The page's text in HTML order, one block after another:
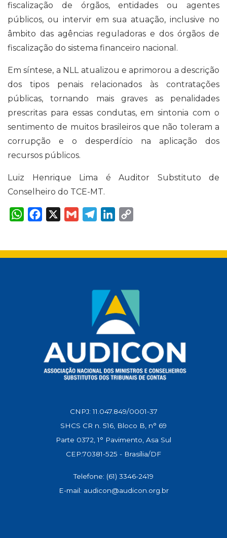
fiscalização de órgãos, entidades ou agentes
públicos, ou intervir em sua atuação, inclusive no
âmbito das agências reguladoras e dos órgãos de
fiscalização do sistema financeiro nacional.
Em síntese, a NLL atualizou e aprimorou a descrição
dos tipos penais relacionados às contratações
públicas, tornando mais graves as penalidades
prescritas para essas condutas, em sintonia com o
sentimento de muitos brasileiros que não toleram a
corrupção e o desperdício na aplicação dos
recursos públicos.
Luiz Henrique Lima é Auditor Substituto de
Conselheiro do TCE-MT.
W
h
A
p
F
a
o
o
X
G
m
T
e
r
a
L
d
I
i
n
CNPJ: 11.047.849/0001-37
SHCS CR n. 516, Bloco B, n° 69
Parte 0372, 1° Pavimento, Asa Sul
CEP:70381-525 - Brasília/DF
Telefone: (61) 3346-2419
E-mail: audicon@audicon.org.br